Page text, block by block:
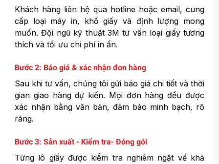
Khách hàng liên hệ qua hotline hoặc email, cung
cấp loại máy in, khổ giấy và định lượng mong
muốn. Đội ngũ kỹ thuật 3M tư vấn loại giấy tương
thích và tối ưu chi phí in ấn.
Bước 2: Báo giá & xác nhận đơn hàng
Sau khi tư vấn, chúng tôi gửi báo giá chi tiết và thời
gian giao hàng dự kiến. Mọi đơn hàng đều được
xác nhận bằng văn bản, đảm bảo minh bạch, rõ
ràng.
Bước 3: Sản xuất - Kiểm tra- Đóng gói
Từng lô giấy được kiểm tra nghiêm ngặt về khả